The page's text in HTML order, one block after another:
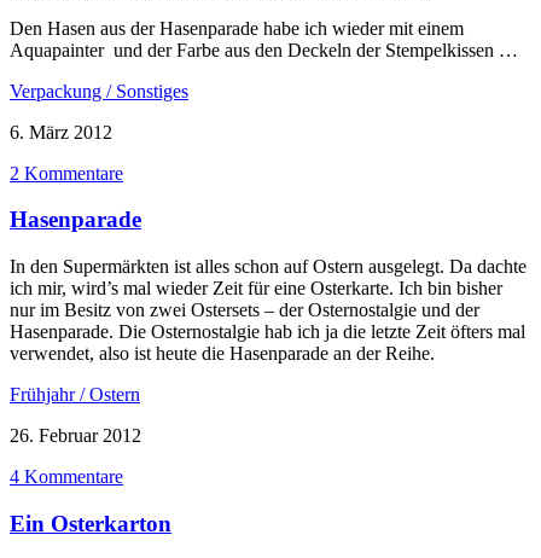
Den Hasen aus der Hasenparade habe ich wieder mit einem
Aquapainter und der Farbe aus den Deckeln der Stempelkissen …
Verpackung / Sonstiges
6. März 2012
2 Kommentare
Hasenparade
In den Supermärkten ist alles schon auf Ostern ausgelegt. Da dachte
ich mir, wird’s mal wieder Zeit für eine Osterkarte. Ich bin bisher
nur im Besitz von zwei Ostersets – der Osternostalgie und der
Hasenparade. Die Osternostalgie hab ich ja die letzte Zeit öfters mal
verwendet, also ist heute die Hasenparade an der Reihe.
Frühjahr / Ostern
26. Februar 2012
4 Kommentare
Ein Osterkarton